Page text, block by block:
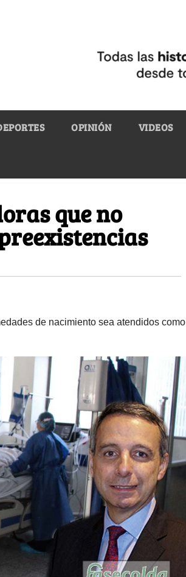
OPINIÓN VIDEOS
que no
de nacimiento sea atendidos como